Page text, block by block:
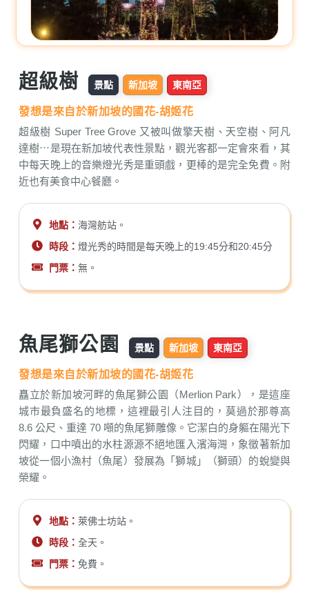
超級樹 景點 新加坡 東南亞
發想是來自於新加坡的國花-胡姬花
超級樹 Super Tree Grove 又被叫做擎天樹、天空樹、阿凡
達樹⋯是現在新加坡代表性景點，觀光客都一定會來看，其
中每天晚上的音樂燈光秀是重頭戲，更棒的是完全免費。附
近也有美食中心餐廳。
地點： 海灣舫站。
時段：燈光秀的時間是每天晚上的19:45分和20:45分
門票：無。
魚尾獅公園 景點 新加坡 東南亞
發想是來自於新加坡的國花-胡姬花
矗立於新加坡河畔的魚尾獅公園（Merlion Park），是這座
城市最負盛名的地標，這裡最引人注目的，莫過於那尊高
8.6 公尺、重達 70 噸的魚尾獅雕像。它潔白的身軀在陽光下
閃耀，口中噴出的水柱源源不絕地匯入濱海灣，象徵著新加
坡從一個小漁村（魚尾）發展為「獅城」（獅頭）的蛻變與
榮耀。
地點：萊佛士坊站。
時段：全天。
門票：免費。